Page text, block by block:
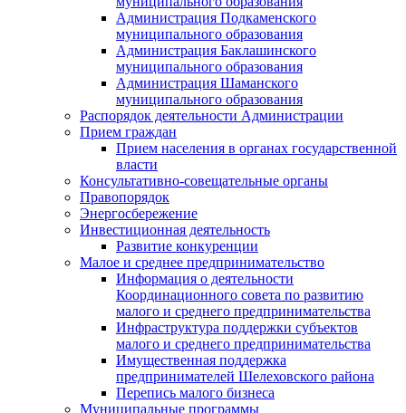
Администрация Подкаменского
муниципального образования
Администрация Баклашинского
муниципального образования
Администрация Шаманского
муниципального образования
Распорядок деятельности Администрации
Прием граждан
Прием населения в органах государственной
власти
Консультативно-совещательные органы
Правопорядок
Энергосбережение
Инвестиционная деятельность
Развитие конкуренции
Малое и среднее предпринимательство
Информация о деятельности
Координационного совета по развитию
малого и среднего предпринимательства
Инфраструктура поддержки субъектов
малого и среднего предпринимательства
Имущественная поддержка
предпринимателей Шелеховского района
Перепись малого бизнеса
Муниципальные программы